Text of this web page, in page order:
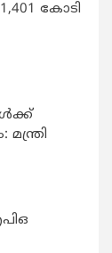
കോടി